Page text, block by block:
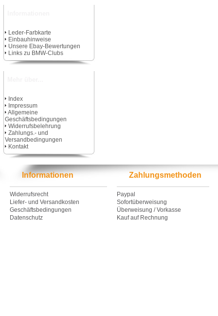
Leder-Farbkarte
Einbauhinweise
Unsere Ebay-Bewertungen
Links zu BMW-Clubs
Index
Impressum
Allgemeine
Geschäftsbedingungen
Widerrufsbelehrung
Zahlungs.- und
Versandbedingungen
Kontakt
Informationen
Widerrufsrecht
Liefer- und Versandkosten
Geschäftsbedingungen
Datenschutz
Zahlungsmethoden
Paypal
Sofortüberweisung
Überweisung / Vorkasse
Kauf auf Rechnung